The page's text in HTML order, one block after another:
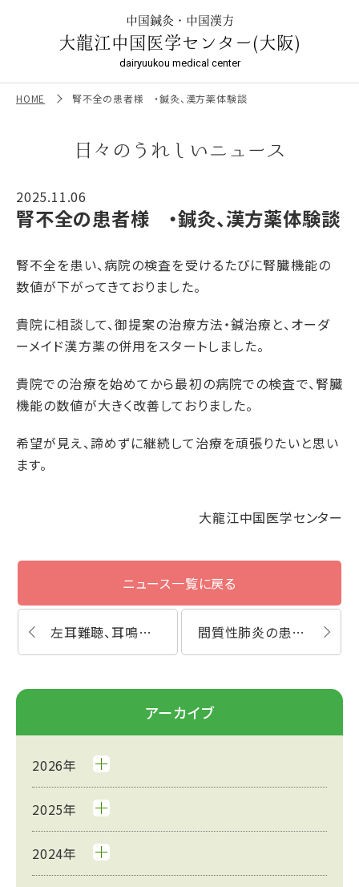
中国鍼灸・中国漢方
大龍江中国医学センター(大阪)
dairyuukou medical center
HOME 腎不全の患者様 ・鍼灸、漢方薬体験談
日々のうれしいニュース
2025.11.06
腎不全の患者様 ・鍼灸、漢方薬体験談
腎不全を患い、病院の検査を受けるたびに腎臓機能の
数値が下がってきておりました。
貴院に相談して、御提案の治療方法・鍼治療と、オーダ
ーメイド漢方薬の併用をスタートしました。
貴院での治療を始めてから最初の病院での検査で、腎臓
機能の数値が大きく改善しておりました。
希望が見え、諦めずに継続して治療を頑張りたいと思い
ます。
大龍江中国医学センター
ニュース一覧に戻る
左耳難聴、耳鳴り、響き感の患者様の鍼灸・漢方薬体験談 間質性肺炎の患者様 ・鍼灸、漢方薬体験談
アーカイブ
2026年
2025年
2024年